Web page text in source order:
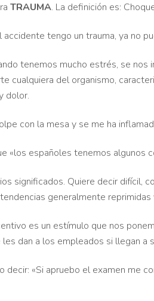
TRAUMA. La definición es:
tengo un trauma, ya no
tenemos mucho estrés, se nos
cualquiera del organismo,
dolor.
con la mesa y se me ha
«los españoles tenemos algunos
significados. Quiere decir difícil,
generalmente
es un estímulo que nos
dan a los empleados si llegan a
decir: «Si apruebo el examen me